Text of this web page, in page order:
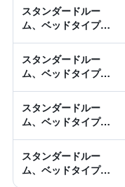
スタンダードルー
ム、ベッドタイプ情
スタンダードルー
ム、ベッドタイプ情
スタンダードルー
ム、ベッドタイプ情
スタンダードルー
ム、ベッドタイプ情